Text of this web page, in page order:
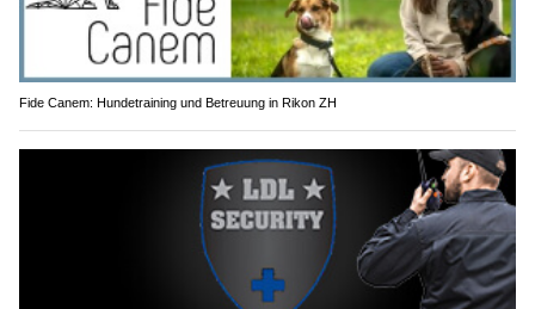
Fide Canem: Hundetraining und Betreuung in Rikon ZH